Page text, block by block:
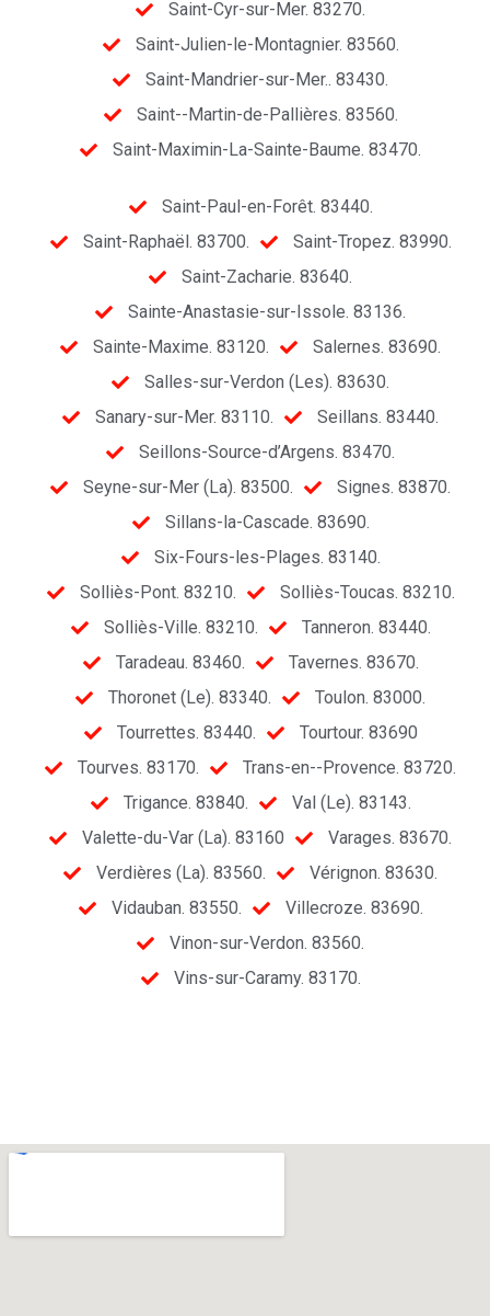
Saint-Cyr-sur-Mer. 83270.
Saint-Julien-le-Montagnier. 83560.
Saint-Mandrier-sur-Mer.. 83430.
Saint--Martin-de-Pallières. 83560.
Saint-Maximin-La-Sainte-Baume. 83470.
Saint-Paul-en-Forêt. 83440.
Saint-Raphaël. 83700.
Saint-Tropez. 83990.
Saint-Zacharie. 83640.
Sainte-Anastasie-sur-Issole. 83136.
Sainte-Maxime. 83120.
Salernes. 83690.
Salles-sur-Verdon (Les). 83630.
Sanary-sur-Mer. 83110.
Seillans. 83440.
Seillons-Source-d’Argens. 83470.
Seyne-sur-Mer (La). 83500.
Signes. 83870.
Sillans-la-Cascade. 83690.
Six-Fours-les-Plages. 83140.
Solliès-Pont. 83210.
Solliès-Toucas. 83210.
Solliès-Ville. 83210.
Tanneron. 83440.
Taradeau. 83460.
Tavernes. 83670.
Thoronet (Le). 83340.
Toulon. 83000.
Tourrettes. 83440.
Tourtour. 83690
Tourves. 83170.
Trans-en--Provence. 83720.
Trigance. 83840.
Val (Le). 83143.
Valette-du-Var (La). 83160
Varages. 83670.
Verdières (La). 83560.
Vérignon. 83630.
Vidauban. 83550.
Villecroze. 83690.
Vinon-sur-Verdon. 83560.
Vins-sur-Caramy. 83170.